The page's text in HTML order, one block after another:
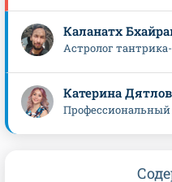
Каланатх
Астролог
Катерина
Профессиональный